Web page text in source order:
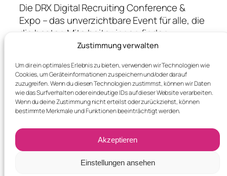
Zustimmung verwalten
Um dir ein optimales Erlebnis zu bieten, verwenden wir Technologien wie
Cookies, um Geräteinformationen zu speichern und/oder darauf
zuzugreifen. Wenn du diesen Technologien zustimmst, können wir Daten
wie das Surfverhalten oder eindeutige IDs auf dieser Website verarbeiten.
Wenn du deine Zustimmung nicht erteilst oder zurückziehst, können
bestimmte Merkmale und Funktionen beeinträchtigt werden.
Akzeptieren
Einstellungen ansehen
Die DRX Digital Recruiting Conference &
Expo – das unverzichtbare Event für alle, die
die besten Mitarbeiter:innen finden,
gewinnen & halten wollen.
Blog
About
FAQs
Events
Shop
Patterns
Twenty Twenty-Five Designed with